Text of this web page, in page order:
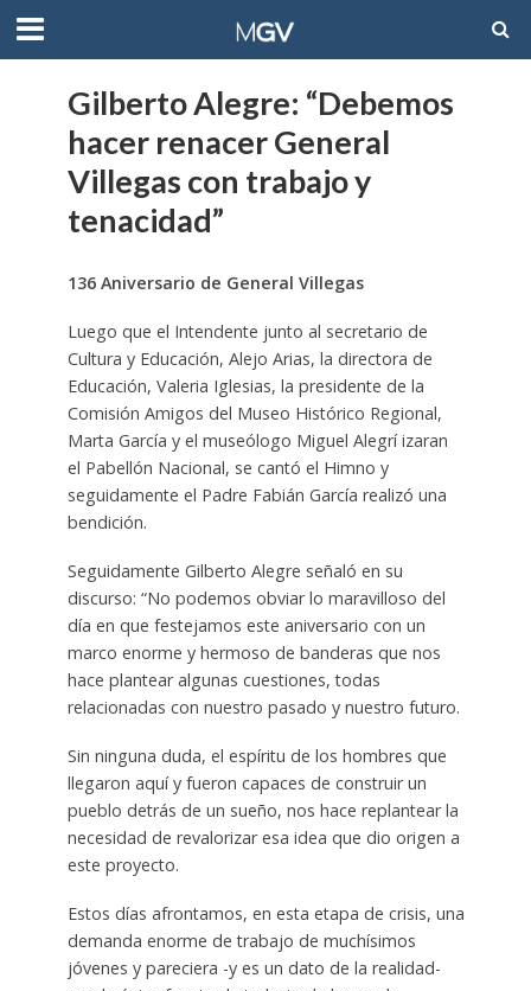
Gilberto Alegre: “Debemos
hacer renacer General
Villegas con trabajo y
tenacidad”
136 Aniversario de General Villegas
Luego que el Intendente junto al secretario de
Cultura y Educación, Alejo Arias, la directora de
Educación, Valeria Iglesias, la presidente de la
Comisión Amigos del Museo Histórico Regional,
Marta García y el museólogo Miguel Alegrí izaran
el Pabellón Nacional, se cantó el Himno y
seguidamente el Padre Fabián García realizó una
bendición.
Seguidamente Gilberto Alegre señaló en su
discurso: “No podemos obviar lo maravilloso del
día en que festejamos este aniversario con un
marco enorme y hermoso de banderas que nos
hace plantear algunas cuestiones, todas
relacionadas con nuestro pasado y nuestro futuro.
Sin ninguna duda, el espíritu de los hombres que
llegaron aquí y fueron capaces de construir un
pueblo detrás de un sueño, nos hace replantear la
necesidad de revalorizar esa idea que dio origen a
este proyecto.
Estos días afrontamos, en esta etapa de crisis, una
demanda enorme de trabajo de muchísimos
jóvenes y pareciera -y es un dato de la realidad-